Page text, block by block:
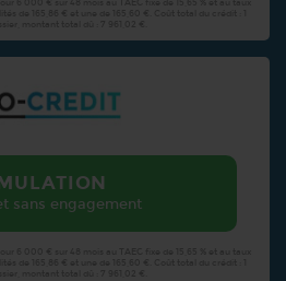
sans engagement